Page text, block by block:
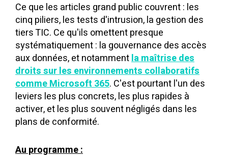
Ce que les articles grand public couvrent : les
cinq piliers, les tests d'intrusion, la gestion des
tiers TIC. Ce qu'ils omettent presque
systématiquement : la gouvernance des accès
aux données, et notammentla maîtrise des
droits sur les environnements collaboratifs
comme Microsoft 365. C'est pourtant l'un des
leviers les plus concrets, les plus rapides à
activer, et les plus souvent négligés dans les
plans de conformité.
Au programme :